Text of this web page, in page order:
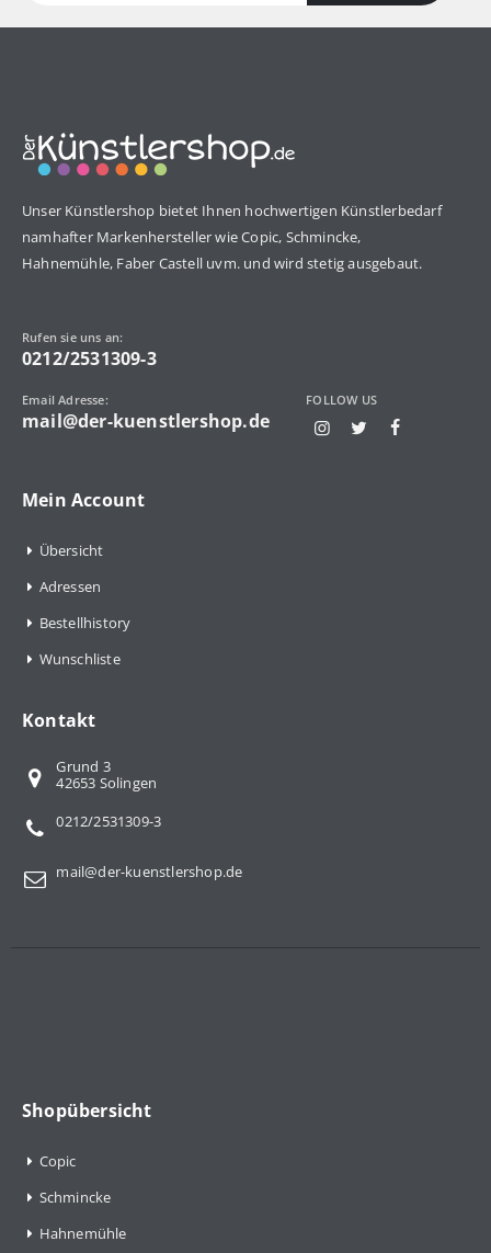
Unser Künstlershop bietet Ihnen hochwertigen Künstlerbedarf
namhafter Markenhersteller wie Copic, Schmincke,
Hahnemühle, Faber Castell uvm. und wird stetig ausgebaut.
Rufen sie uns an:
0212/2531309-3
Email Adresse:
mail@der-kuenstlershop.de
FOLLOW US
Mein Account
Übersicht
Adressen
Bestellhistory
Wunschliste
Kontakt
Grund 3
42653 Solingen
0212/2531309-3
mail@der-kuenstlershop.de
Shopübersicht
Copic
Schmincke
Hahnemühle